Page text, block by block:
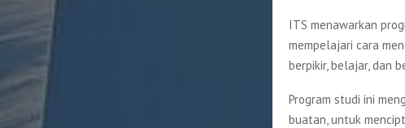
ITS menawarkan
mempelajari cara
berpikir, belajar, dan
Program studi ini
buatan, untuk